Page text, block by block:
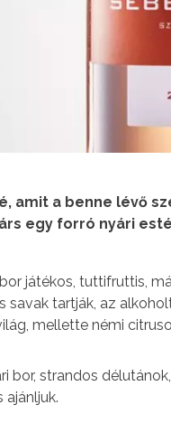
amit a benne lévő
egy forró nyári
játékos, tuttifruttis,
savak tartják, az
mellette némi
bor, strandos
ajánljuk.